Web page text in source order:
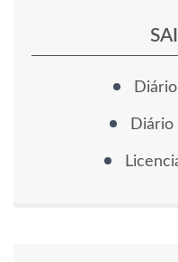
Diário